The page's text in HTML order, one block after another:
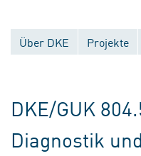
Über DKE Projekte
DKE/GUK
Diagnostik